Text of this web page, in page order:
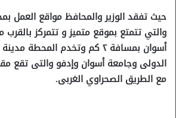
حيث تفقد الوزير والمحافظ مواقع العمل
والتي تتمتع بموقع متميز و تتمركز
أسوان بمسافة ٢ كم وتخدم
الدولى وجامعة أسوان وإدفو والتى تقع
مع الطريق الصحراوي الغربى.